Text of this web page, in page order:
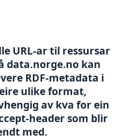
URL-ar til ressursar
data.norge.no kan
RDF-metadata i
ulike format,
av kva for ein
header som blir
med.